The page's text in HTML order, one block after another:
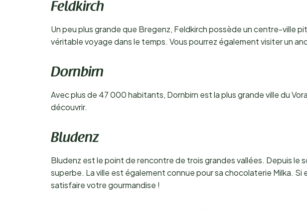
Feldkirch
Un peu plus grande que Bregenz, Feldkirch possède un centre-ville
véritable voyage dans le temps. Vous pourrez également visiter un
Dornbirn
Avec plus de 47 000 habitants, Dornbirn est la plus grande ville du
découvrir.
Bludenz
Bludenz est le point de rencontre de trois grandes vallées. Depuis
superbe. La ville est également connue pour sa chocolaterie Milka.
satisfaire votre gourmandise !